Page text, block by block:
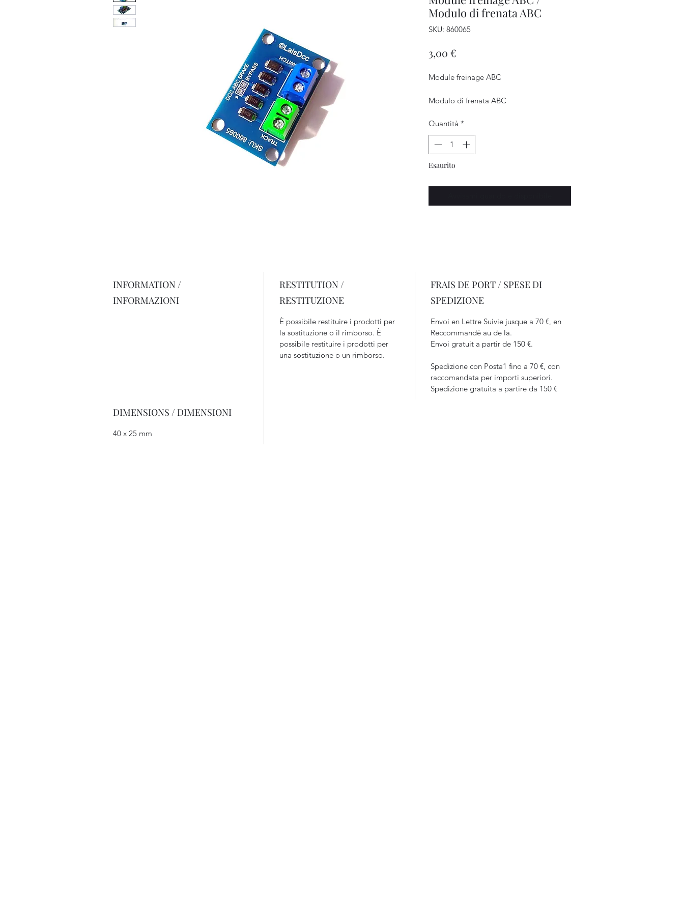
Modulo di frenata ABC
SKU: 860065
3,00 €
Module freinage ABC
Modulo di frenata ABC
Quantità *
Esaurito
INFORMATION /
INFORMAZIONI
RESTITUTION /
RESTITUZIONE
È possibile restituire i prodotti per
la sostituzione o il rimborso. È
possibile restituire i prodotti per
una sostituzione o un rimborso.
FRAIS DE PORT / SPESE DI
SPEDIZIONE
Envoi en Lettre Suivie jusque a 70 €, en
Reccommandè au de la.
Envoi gratuit a partir de 150 €.
Spedizione con Posta1 fino a 70 €, con
raccomandata per importi superiori.
Spedizione gratuita a partire da 150 €
DIMENSIONS / DIMENSIONI
40 x 25 mm